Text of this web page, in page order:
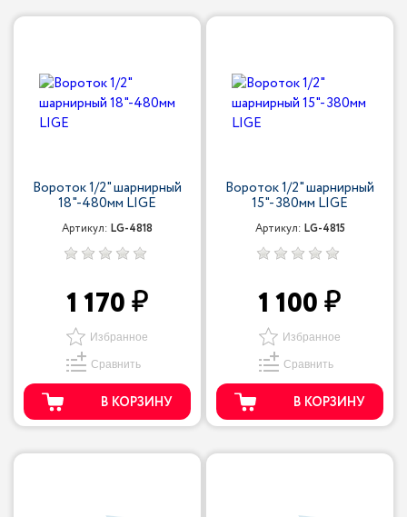
Вороток 1/2" шарнирный
18"-480мм LIGE
Артикул: LG-4818
1 170
Избранное
Сравнить
В КОРЗИНУ
Вороток 1/2" шарнирный
15"- 380мм LIGE
Артикул: LG-4815
1 100
Избранное
Сравнить
В КОРЗИНУ